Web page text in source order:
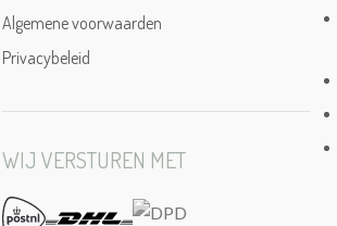
Algemene voorwaarden
Privacybeleid
WIJ VERSTUREN MET